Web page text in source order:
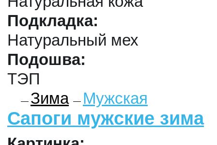
Подкладка:
Натуральный мех
Подошва:
ТЭП
Зима
Мужская
Сапоги мужские зима